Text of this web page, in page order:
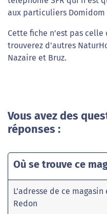
aux particuliers Domidom
Cette fiche n'est pas celle
trouverez d'autres
Nazaire et Bruz.
Vous avez des
réponses :
Où se trouve ce
L'adresse de ce magasin
Redon